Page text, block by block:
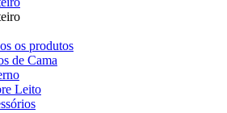
os produtos
de Cama
Leito